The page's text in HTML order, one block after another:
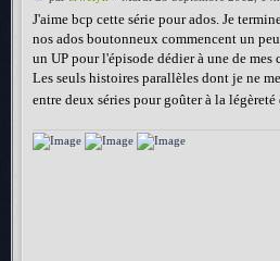
J'aime bcp cette série pour ados. Je
nos ados boutonneux commencent un
un UP pour l'épisode dédier à une de mes
Les seuls histoires parallèles dont je ne
entre deux séries pour goûter à la légèreté